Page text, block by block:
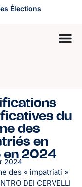
Élections
du
des
en
en 2024
2024
des « impatriati »
DEI CERVELLI